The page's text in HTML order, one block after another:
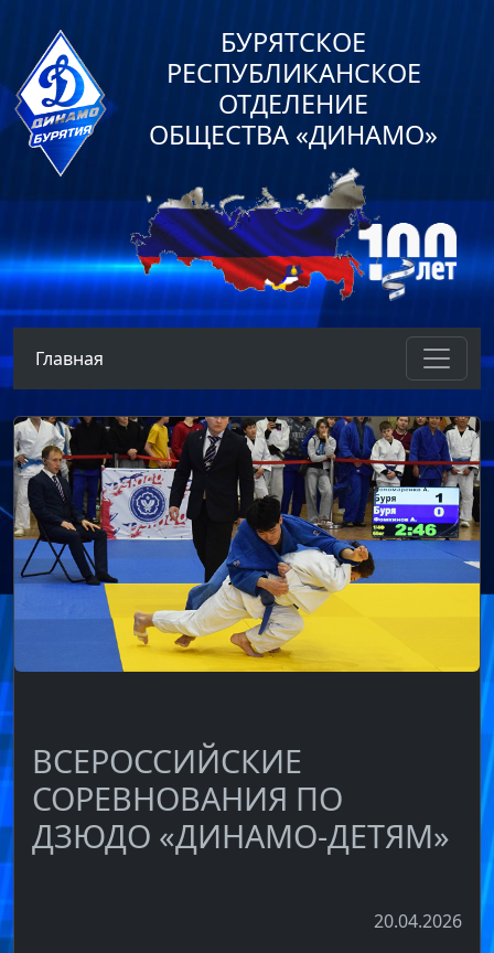
БУРЯТСКОЕ
РЕСПУБЛИКАНСКОЕ
ОТДЕЛЕНИЕ
ОБЩЕСТВА «ДИНАМО»
Главная
ВСЕРОССИЙСКИЕ
СОРЕВНОВАНИЯ ПО
ДЗЮДО «ДИНАМО-ДЕТЯМ»
20.04.2026